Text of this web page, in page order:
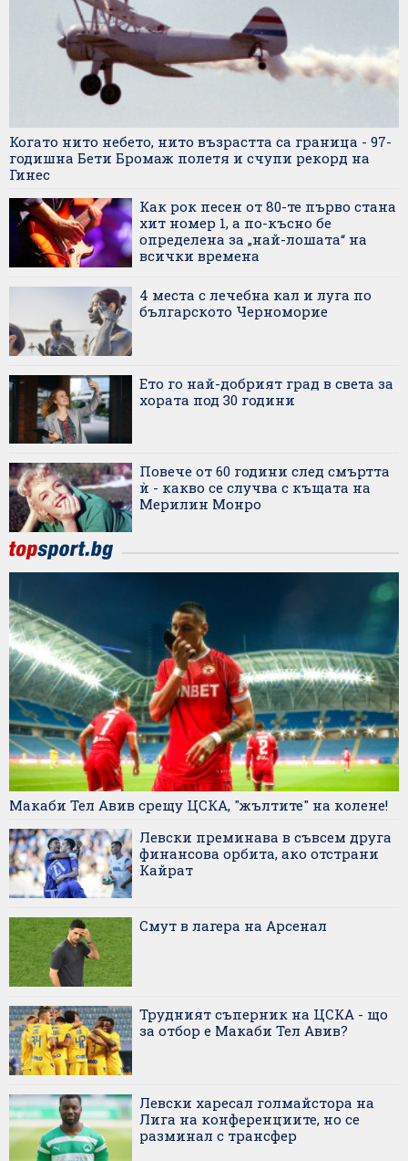
Когато нито небето, нито възрастта са граница - 97-
годишна Бети Бромаж полетя и счупи рекорд на
Гинес
Как рок песен от 80-те първо стана
хит номер 1, а по-късно бе
определена за „най-лошата“ на
всички времена
4 места с лечебна кал и луга по
българското Черноморие
Ето го най-добрият град в света за
хората под 30 години
Повече от 60 години след смъртта
ѝ - какво се случва с къщата на
Мерилин Монро
Макаби Тел Авив срещу ЦСКА, "жълтите" на колене!
Левски преминава в съвсем друга
финансова орбита, ако отстрани
Кайрат
Смут в лагера на Арсенал
Трудният съперник на ЦСКА - що
за отбор е Макаби Тел Авив?
Левски харесал голмайстора на
Лига на конференциите, но се
разминал с трансфер